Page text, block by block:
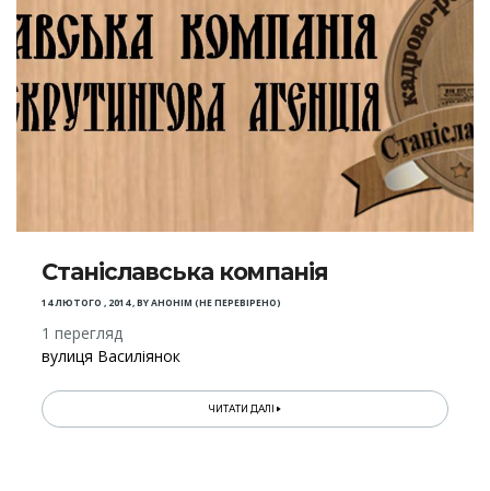
Станіславська компанія
14 ЛЮТОГО , 2014,BYАНОНІМ (НЕ ПЕРЕВІРЕНО)
1 перегляд
вулиця Василіянок
ЧИТАТИ ДАЛІ